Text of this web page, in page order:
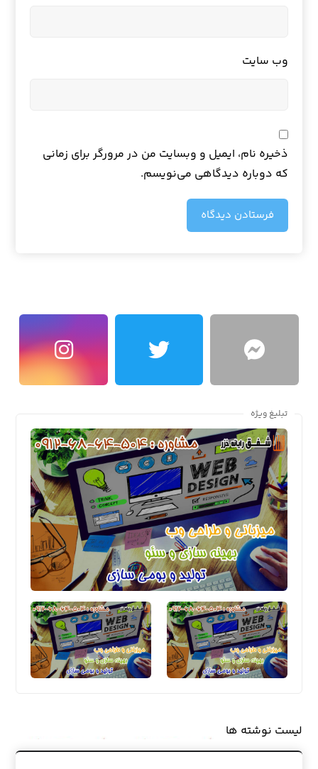
وب‌ سایت
ذخیره نام، ایمیل و وبسایت من در مرورگر برای زمانی
که دوباره دیدگاهی می‌نویسم.
فرستادن دیدگاه
تبلیغ ویژه
لیست نوشته ها